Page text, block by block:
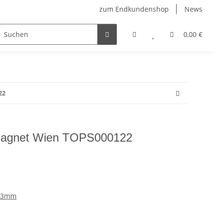
zum Endkundenshop News
0,00 €
FFP2-Masken
Wien TOPS000122